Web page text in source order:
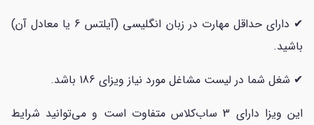
✔ دارای حداقل مهارت در زبان انگلیسی (آیلتس 6 یا معادل آن)
باشید.
✔ شغل شما در لیست مشاغل مورد نیاز ویزای 186 باشد.
این ویزا دارای 3 ساب‌کلاس متفاوت است و می‌توانید شرایط